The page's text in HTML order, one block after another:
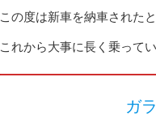
この度は新車を納車された
これから大事に長く乗って
ガ